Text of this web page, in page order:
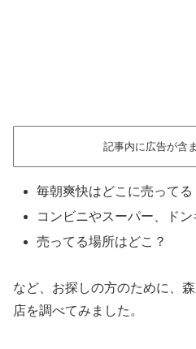
記事内に広告が含
毎朝爽快はどこに売ってる
コンビニやスーパー、ドン
売ってる場所はどこ？
など、お探しの方のために、
店を調べてみました。